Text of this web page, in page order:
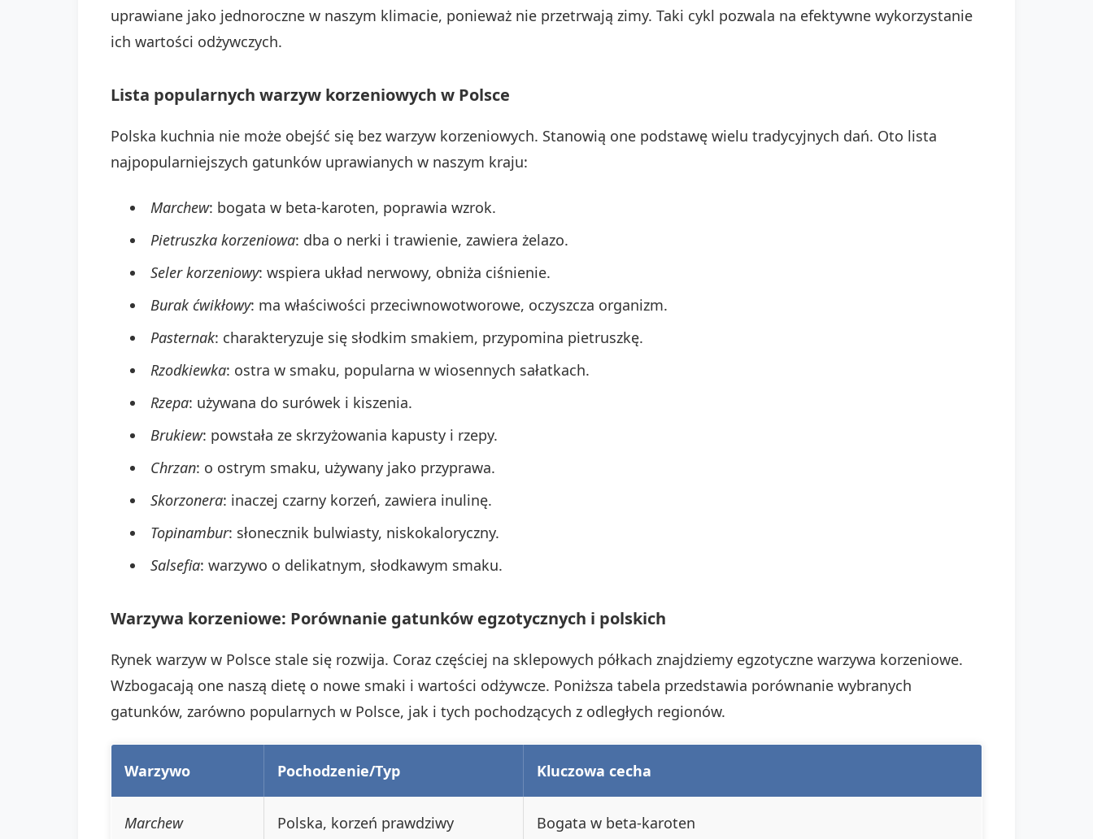
uprawiane jako jednoroczne w naszym klimacie, ponieważ nie przetrwają zimy. Taki cykl pozwala na efektywne wykorzystanie
ich wartości odżywczych.
Lista popularnych warzyw korzeniowych w Polsce
Polska kuchnia nie może obejść się bez warzyw korzeniowych. Stanowią one podstawę wielu tradycyjnych dań. Oto lista
najpopularniejszych gatunków uprawianych w naszym kraju:
Marchew: bogata w beta-karoten, poprawia wzrok.
Pietruszka korzeniowa: dba o nerki i trawienie, zawiera żelazo.
Seler korzeniowy: wspiera układ nerwowy, obniża ciśnienie.
Burak ćwikłowy: ma właściwości przeciwnowotworowe, oczyszcza organizm.
Pasternak: charakteryzuje się słodkim smakiem, przypomina pietruszkę.
Rzodkiewka: ostra w smaku, popularna w wiosennych sałatkach.
Rzepa: używana do surówek i kiszenia.
Brukiew: powstała ze skrzyżowania kapusty i rzepy.
Chrzan: o ostrym smaku, używany jako przyprawa.
Skorzonera: inaczej czarny korzeń, zawiera inulinę.
Topinambur: słonecznik bulwiasty, niskokaloryczny.
Salsefia: warzywo o delikatnym, słodkawym smaku.
Warzywa korzeniowe: Porównanie gatunków egzotycznych i polskich
Rynek warzyw w Polsce stale się rozwija. Coraz częściej na sklepowych półkach znajdziemy egzotyczne warzywa korzeniowe.
Wzbogacają one naszą dietę o nowe smaki i wartości odżywcze. Poniższa tabela przedstawia porównanie wybranych
gatunków, zarówno popularnych w Polsce, jak i tych pochodzących z odległych regionów.
Warzywo Pochodzenie/Typ Kluczowa cecha
Marchew Polska, korzeń prawdziwy Bogata w beta-karoten